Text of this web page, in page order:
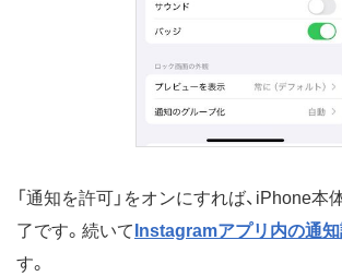
「通知を許可」をオンにすれば、iPhone
了です。続いて Instagramアプリ内の通
す。